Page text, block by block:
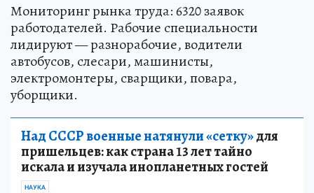
Мониторинг рынка труда: 6320 заявок
работодателей. Рабочие специальности
лидируют — разнорабочие, водители
автобусов, слесари, машинисты,
электромонтеры, сварщики, повара,
уборщики.
Над СССР военные натянули «сетку»для
пришельцев: как страна 13 лет тайно
искала и изучала инопланетных гостей
НАУКА